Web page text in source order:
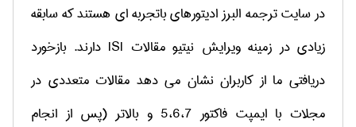
در سایت ترجمه البرز ادیتورهای باتجربه ای هستند که سابقه
زیادی در زمینه ویرایش نیتیو مقالات ISI دارند. بازخورد
دریافتی ما از کاربران نشان می دهد مقالات متعددی در
مجلات با ایمپت فاکتور 5،6،7 و بالاتر (
پس از انجام